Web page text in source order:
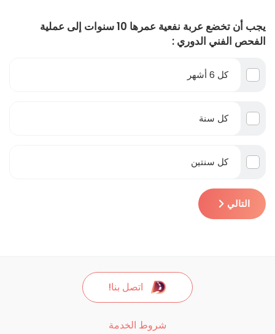
يجب أن تخضع عربة نفعية عمرها 10 سنوات إلى عملية
الفحص الفني الدوري :
كل 6 أشهر
كل سنة
كل سنتين
التالي
اتصل بنا!
شروط الخدمة